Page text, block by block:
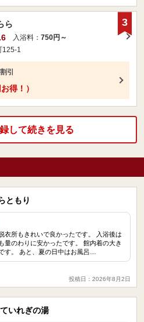
ら
入浴料： 750円～
125-1
引
得！）
3
して続きを見る
ともり
衣所もきれいで良かったです。 入浴後は
量のわりに安かったです。 館内着の大き
す。 あと、夏の日中はお風呂…
投稿日：2026年8月2日
いれぎの湯